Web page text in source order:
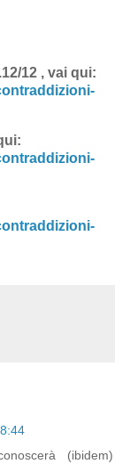
12 , vai qui:
(ibidem)